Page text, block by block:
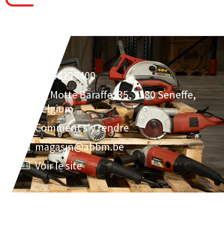
32064239400
Av. Motte Baraffe, 35, 7180 Seneffe,
Belgium
Comment s'y rendre
magasin@abbm.be
Voir le site